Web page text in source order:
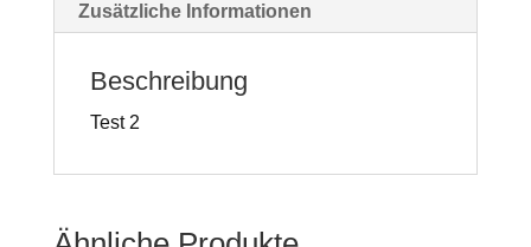
Zusätzliche Informationen
Beschreibung
Test 2